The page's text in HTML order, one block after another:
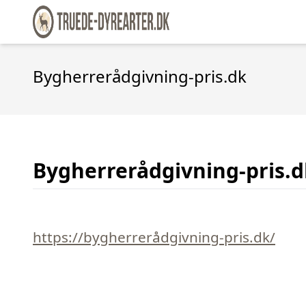
Bygherrerådgivning-pris.dk
Bygherrerådgivning-
https://bygherrerådgivning-pris.dk/